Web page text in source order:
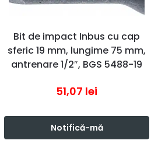
Bit de impact Inbus cu cap
sferic 19 mm, lungime 75 mm,
antrenare 1/2″, BGS 5488-19
51,07 lei
Notifică-mă